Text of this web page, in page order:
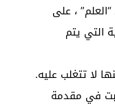
، على
التي يتم
لا تتغلب عليه.
في مقدمة